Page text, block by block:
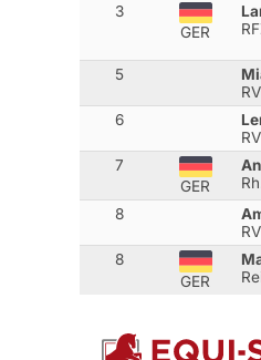
3
GER
5
6
7
GER
8
8
GER